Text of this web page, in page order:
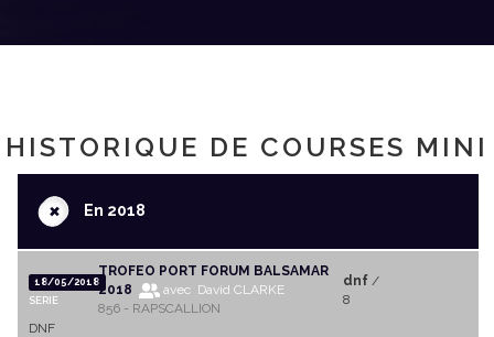
HISTORIQUE DE COURSES MINI
+En 2018
18/05/2018
SERIE
TROFEO PORT FORUM BALSAMAR
2018
avec David CLARKE
856 - RAPSCALLION
dnf/
8
DNF